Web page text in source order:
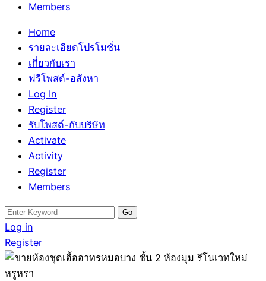
Members
Home
รายละเอียดโปรโมชั่น
เกี่ยวกับเรา
ฟรีโพสต์-อสังหา
Log In
Register
รับโพสต์-กับบริษัท
Activate
Activity
Register
Members
Search
for:
Log in
Register